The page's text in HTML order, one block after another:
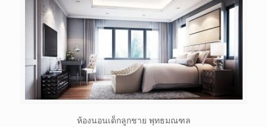
ห้องนอนเด็กลูกชาย พุทธมณฑล